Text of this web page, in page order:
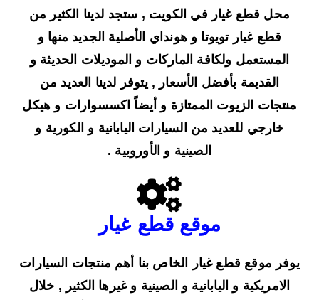
محل قطع غيار في الكويت , ستجد لدينا الكثير من
قطع غيار تويوتا و هونداي الأصلية الجديد منها و
المستعمل ولكافة الماركات و الموديلات الحديثة و
القديمة بأفضل الأسعار , يتوفر لدينا العديد من
منتجات الزيوت الممتازة و أيضاً اكسسوارات و هيكل
خارجي للعديد من السيارات اليابانية و الكورية و
الصينية و الأوروبية .
موقع قطع غيار
يوفر موقع قطع غيار الخاص بنا أهم منتجات السيارات
الامريكية و اليابانية و الصينية و غيرها الكثير , خلال